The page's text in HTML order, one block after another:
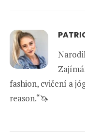
fashion, cvičení a
reason.“🦄